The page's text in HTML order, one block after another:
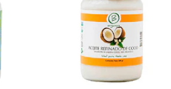
Aceite de
Coco ...
$8.490